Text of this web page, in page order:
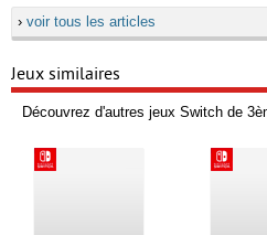
› voir tous les articles
Jeux similaires
Découvrez d'autres jeux Switch de